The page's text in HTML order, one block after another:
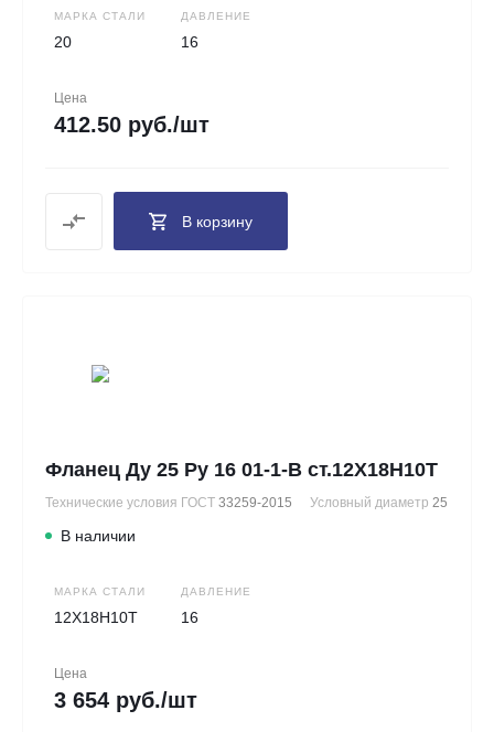
МАРКА СТАЛИ
20
ДАВЛЕНИЕ
16
Цена
412.50 руб./шт
В корзину
Фланец Ду 25 Ру 16 01-1-В ст.12Х18Н10Т
Технические условия ГОСТ 33259-2015 Условный диаметр 25
В наличии
МАРКА СТАЛИ
12Х18Н10Т
ДАВЛЕНИЕ
16
Цена
3 654 руб./шт